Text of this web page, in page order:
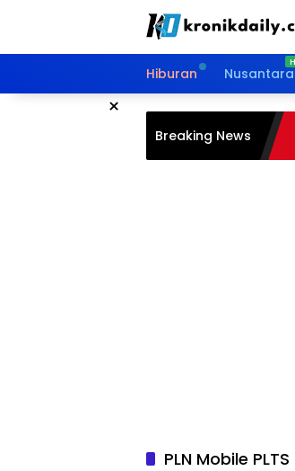
Hiburan Nusantara
×
Breaking News
PLN Mobile PLTS